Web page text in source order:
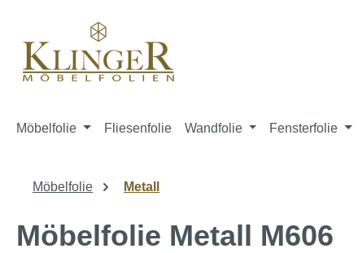
Möbelfolie Fliesenfolie Wandfolie Fensterfolie
Möbelfolie Metall
Möbelfolie Metall M606